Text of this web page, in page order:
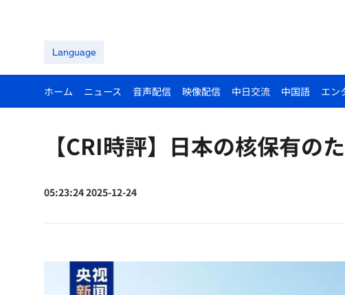
Language
ホーム ニュース 音声配信 映像配信 中日交流 中国語 エン
【CRI時評】日本の核保有の
05:23:24 2025-12-24